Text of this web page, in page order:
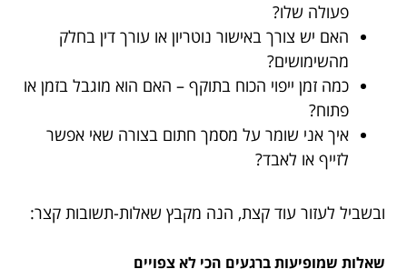
פעולה שלו?
האם יש צורך באישור נוטריון או עורך דין בחלק
מהשימושים?
כמה זמן ייפוי הכוח בתוקף – האם הוא מוגבל בזמן או
פתוח?
איך אני שומר על מסמך חתום בצורה שאי אפשר
לזייף או לאבד?
ובשביל לעזור עוד קצת, הנה מקבץ שאלות-תשובות קצר:
שאלות שמופיעות ברגעים הכי לא צפויים